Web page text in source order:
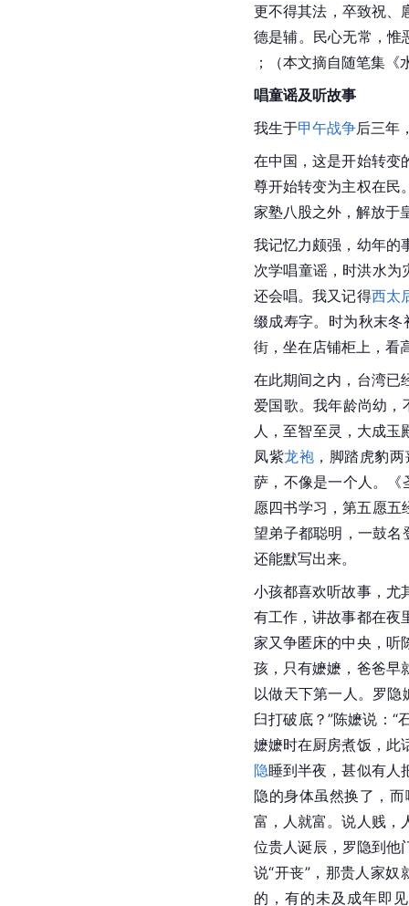
更不得其法，卒致祝、
德是辅。民心无常 ，
；（本文摘自随笔集
唱童谣及听故事
我生于甲午战争后三年
在中国，这是开始转变
尊开始转变为主权在民
家塾八股之外，解放于
我记忆力颇强，幼年的
次学唱童谣 ，时洪水
还会唱。我又记得西太
缀成寿字。时为秋末
街，坐在店铺柜上，看
在此期间之内， 台湾已
爱国歌。我年龄尚幼，
人，至智至灵 ，大成
凤紫龙袍 ，脚踏虎豹
萨，不像是一个人。《
愿四书学习，第五愿五
望弟子都聪明，一鼓名
还能默写出来。
小孩都喜欢听故事，尤
有工作，讲故事都在夜
家又争匿床的中央，听
孩，只有嬷嬷，爸爸早
以做天下第一人。罗
臼打破底？”陈嬷说：“
嬷嬷时在厨房煮饭，此
隐睡到半夜，甚似有人
隐的身体虽然换了，
富，人就富。说人贱，
位贵人诞辰，罗隐到他
说“开丧”，那贵人家
的，有的未及成年即